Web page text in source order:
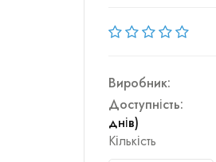
Виробник:
Доступність:
днів)
Кількість